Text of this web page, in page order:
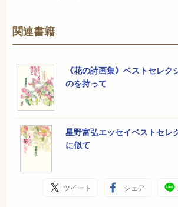
関連書籍
《花の詩画集》ベストセレク
のを持って
星野富弘エッセイベストセレ
に似て
ツイート シェア